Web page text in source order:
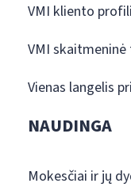
VMI kliento
VMI
Vienas langelis
NAUDINGA
Mokesčiai ir jų